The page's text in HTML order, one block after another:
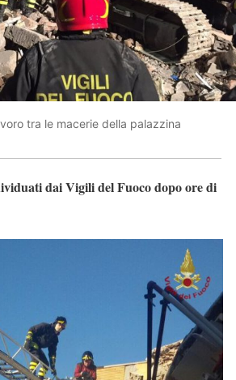
tra le macerie della palazzina
dai Vigili del Fuoco dopo ore di